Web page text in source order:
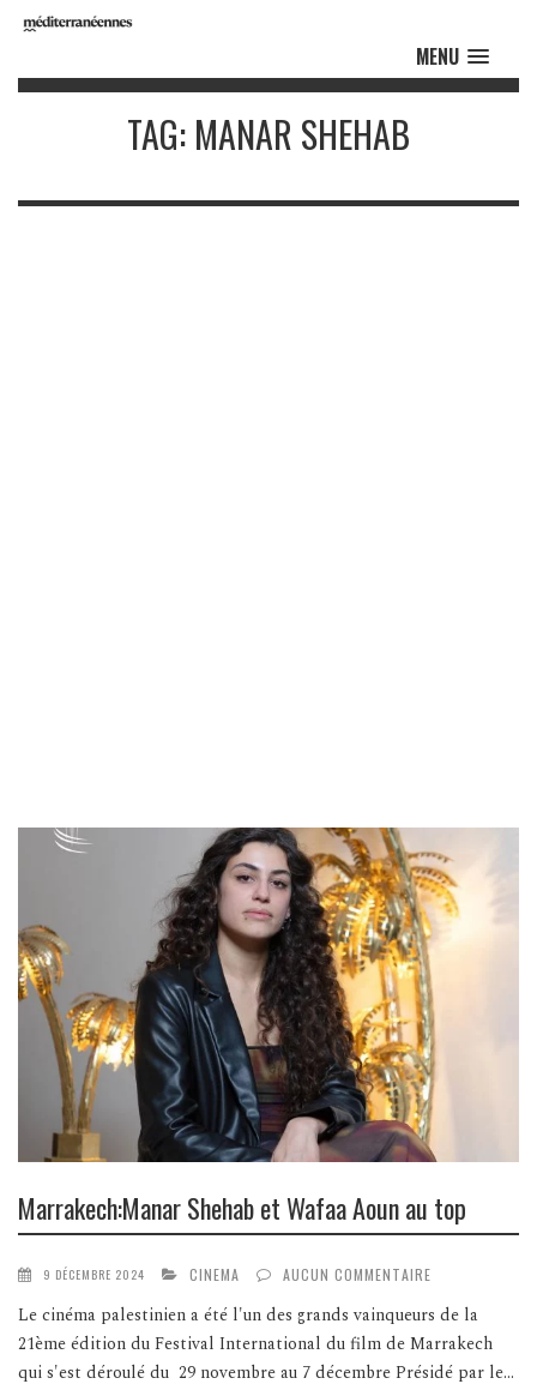
MENU
TAG: MANAR SHEHAB
Marrakech:Manar Shehab et Wafaa Aoun au top
9 DÉCEMBRE 2024 CINEMA AUCUN COMMENTAIRE
Le cinéma palestinien a été l'un des grands vainqueurs de la
21ème édition du Festival International du film de Marrakech
qui s'est déroulé du 29 novembre au 7 décembre Présidé par le...